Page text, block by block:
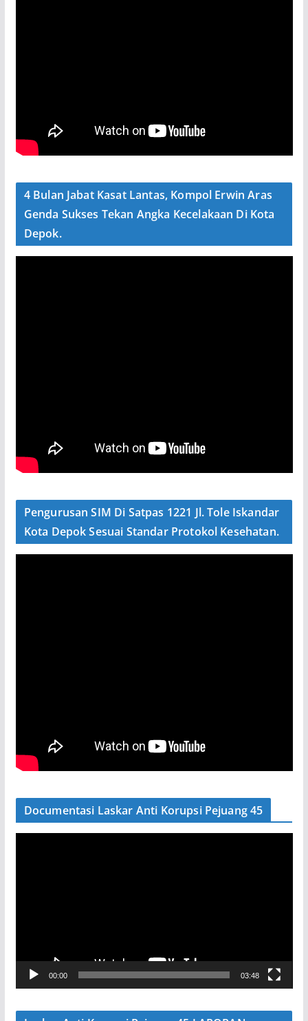
4 Bulan Jabat Kasat Lantas, Kompol Erwin Aras
Genda Sukses Tekan Angka Kecelakaan Di Kota
Depok.
Pengurusan SIM Di Satpas 1221 Jl. Tole Iskandar
Kota Depok Sesuai Standar Protokol Kesehatan.
Documentasi Laskar Anti Korupsi Pejuang 45
V
e
00:00 03:48